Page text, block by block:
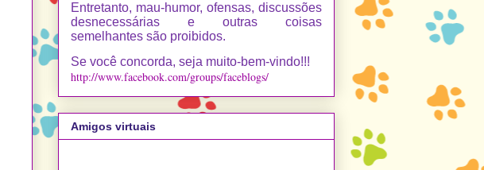
Entretanto, mau-humor, ofensas, discussões
desnecessárias e outras coisas
semelhantes são proibidos.
Se você concorda, seja muito-bem-vindo!!!
http://www.facebook.com/groups/faceblogs/
Amigos virtuais